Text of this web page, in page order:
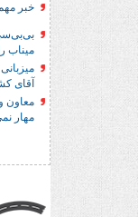
خبر
میناب
آقای
معاون
مهار